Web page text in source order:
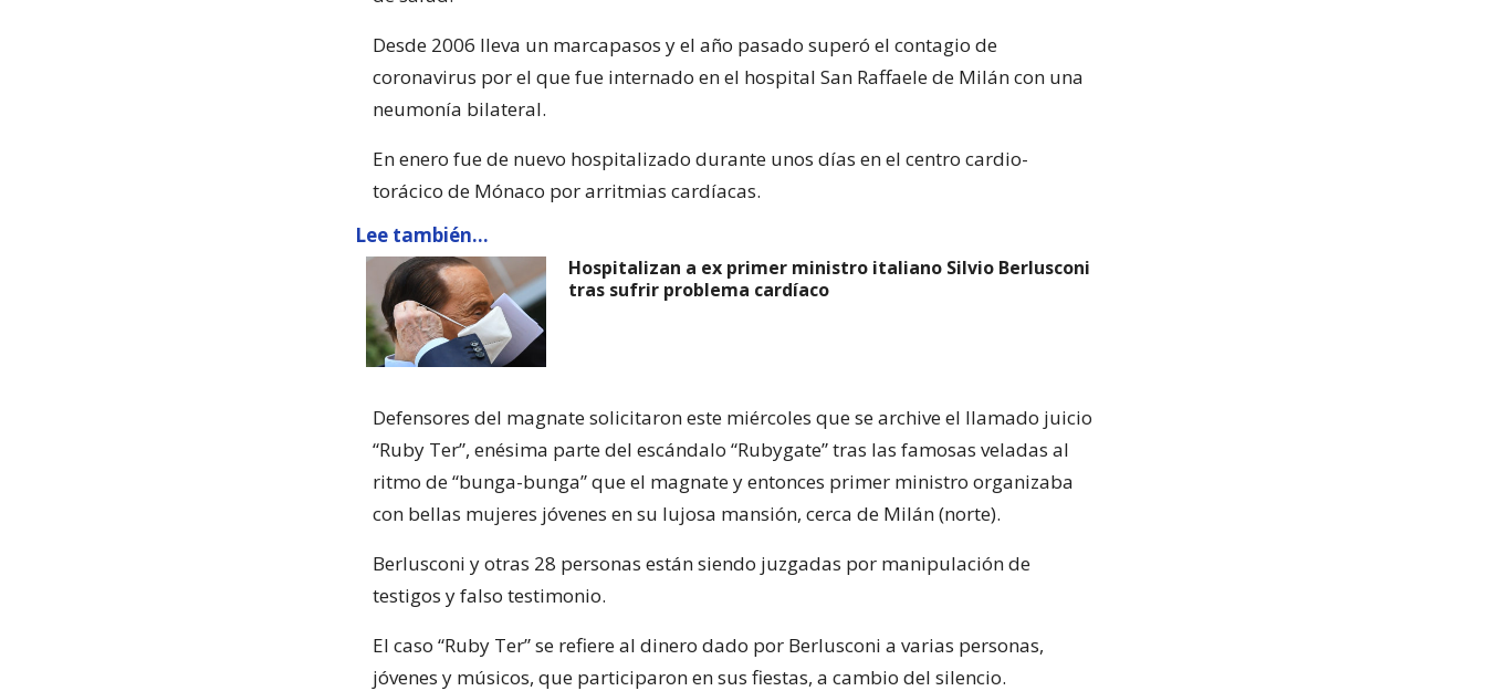
Desde 2006 lleva un marcapasos y el año pasado superó el contagio de
coronavirus por el que fue internado en el hospital San Raffaele de Milán con una
neumonía bilateral.
En enero fue de nuevo hospitalizado durante unos días en el centro cardio-
torácico de Mónaco por arritmias cardíacas.
Lee también...
Hospitalizan a ex primer ministro italiano Silvio Berlusconi
tras sufrir problema cardíaco
Defensores del magnate solicitaron este miércoles que se archive el llamado juicio
“Ruby Ter”, enésima parte del escándalo “Rubygate” tras las famosas veladas al
ritmo de “bunga-bunga” que el magnate y entonces primer ministro organizaba
con bellas mujeres jóvenes en su lujosa mansión, cerca de Milán (norte).
Berlusconi y otras 28 personas están siendo juzgadas por manipulación de
testigos y falso testimonio.
El caso “Ruby Ter” se refiere al dinero dado por Berlusconi a varias personas,
jóvenes y músicos, que participaron en sus fiestas, a cambio del silencio.